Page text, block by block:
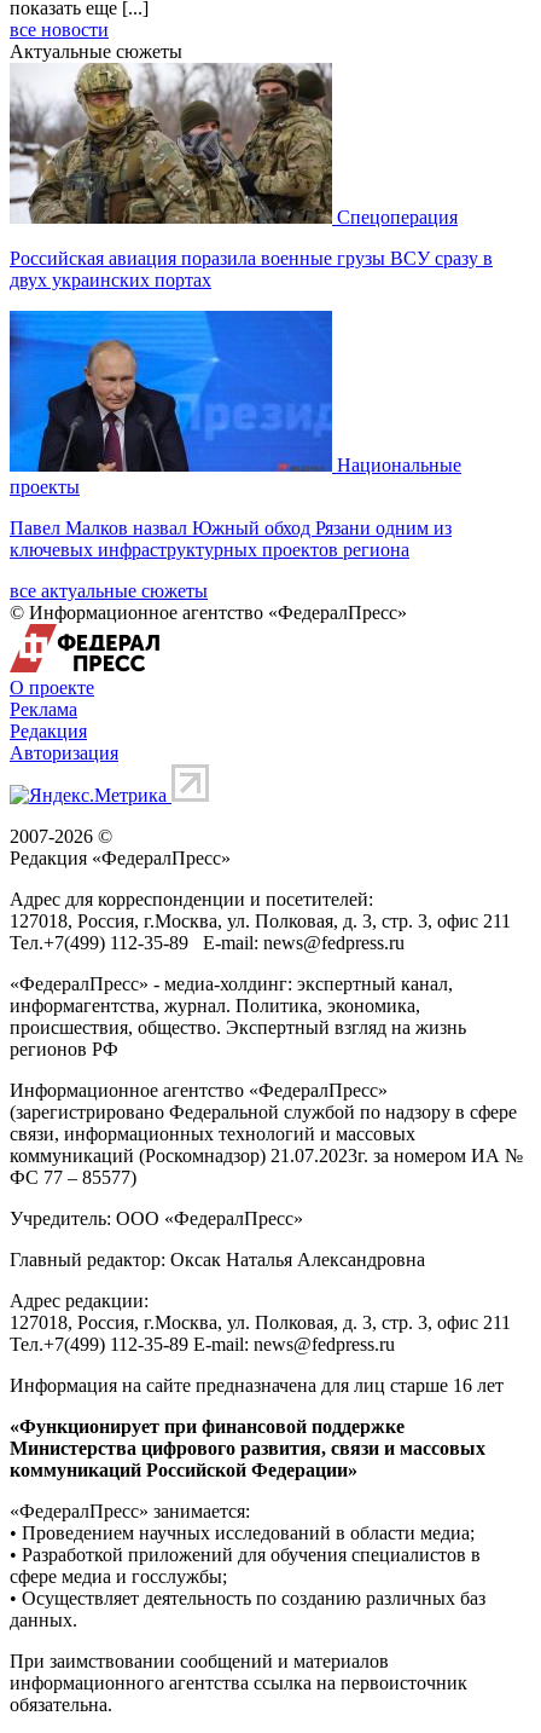
показать еще [...]
все новости
Актуальные сюжеты
Спецоперация
Российская авиация поразила военные грузы ВСУ сразу в
двух украинских портах
Национальные
проекты
Павел Малков назвал Южный обход Рязани одним из
ключевых инфраструктурных проектов региона
все актуальные сюжеты
© Информационное агентство «ФедералПресс»
О проекте
Реклама
Редакция
Авторизация
2007-2026 ©
Редакция «ФедералПресс»
Адрес для корреспонденции и посетителей:
127018, Россия, г.Москва, ул. Полковая, д. 3, стр. 3, офис 211
Тел.+7(499) 112-35-89 E-mail: news@fedpress.ru
«ФедералПресс» - медиа-холдинг: экспертный канал,
информагентства, журнал. Политика, экономика,
происшествия, общество. Экспертный взгляд на жизнь
регионов РФ
Информационное агентство «ФедералПресс»
(зарегистрировано Федеральной службой по надзору в сфере
связи, информационных технологий и массовых
коммуникаций (Роскомнадзор) 21.07.2023г. за номером ИА №
ФС 77 – 85577)
Учредитель: ООО «ФедералПресс»
Главный редактор: Оксак Наталья Александровна
Адрес редакции:
127018, Россия, г.Москва, ул. Полковая, д. 3, стр. 3, офис 211
Тел.+7(499) 112-35-89 E-mail: news@fedpress.ru
Информация на сайте предназначена для лиц старше 16 лет
«Функционирует при финансовой поддержке
Министерства цифрового развития, связи и массовых
коммуникаций Российской Федерации»
«ФедералПресс» занимается:
• Проведением научных исследований в области медиа;
• Разработкой приложений для обучения специалистов в
сфере медиа и госслужбы;
• Осуществляет деятельность по созданию различных баз
данных.
При заимствовании сообщений и материалов
информационного агентства ссылка на первоисточник
обязательна.